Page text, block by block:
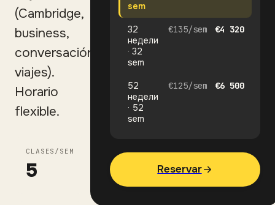
(Cambridge,
business,
conversación,
viajes).
Horario
flexible.
CLASES/SEM
5
sem
32
недели
· 32
sem
€135/sem €4 320
52
недели
· 52
sem
€125/sem €6 500
Reservar